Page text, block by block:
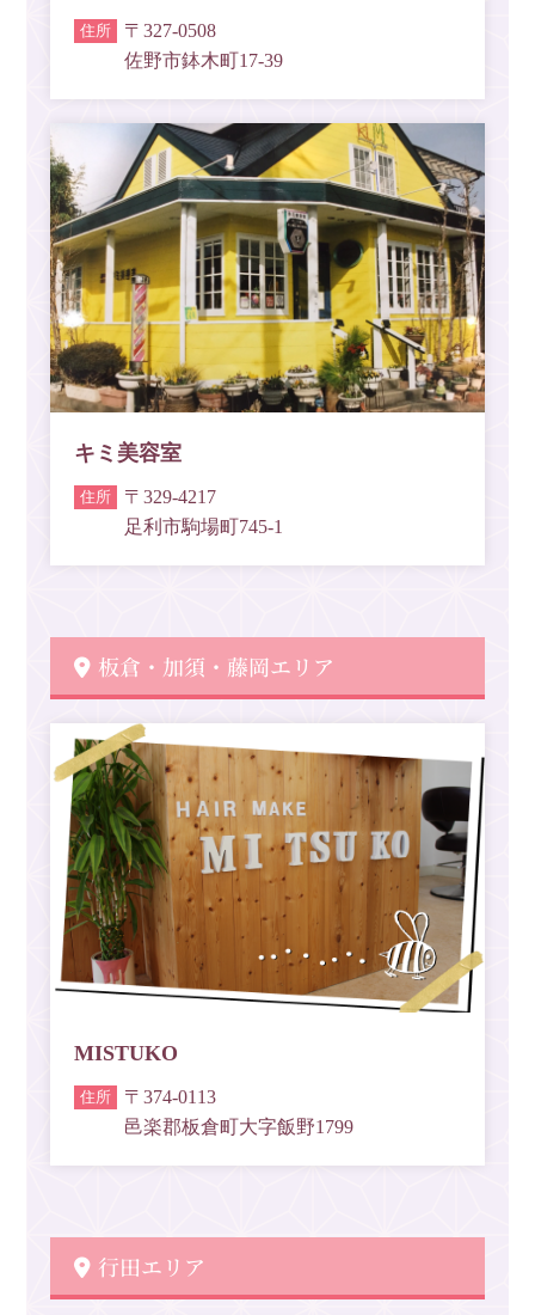
〒327-0508
佐野市鉢木町17-39
キミ美容室
〒329-4217
足利市駒場町745-1
板倉・加須・藤岡エリア
MISTUKO
〒374-0113
邑楽郡板倉町大字飯野1799
行田エリア